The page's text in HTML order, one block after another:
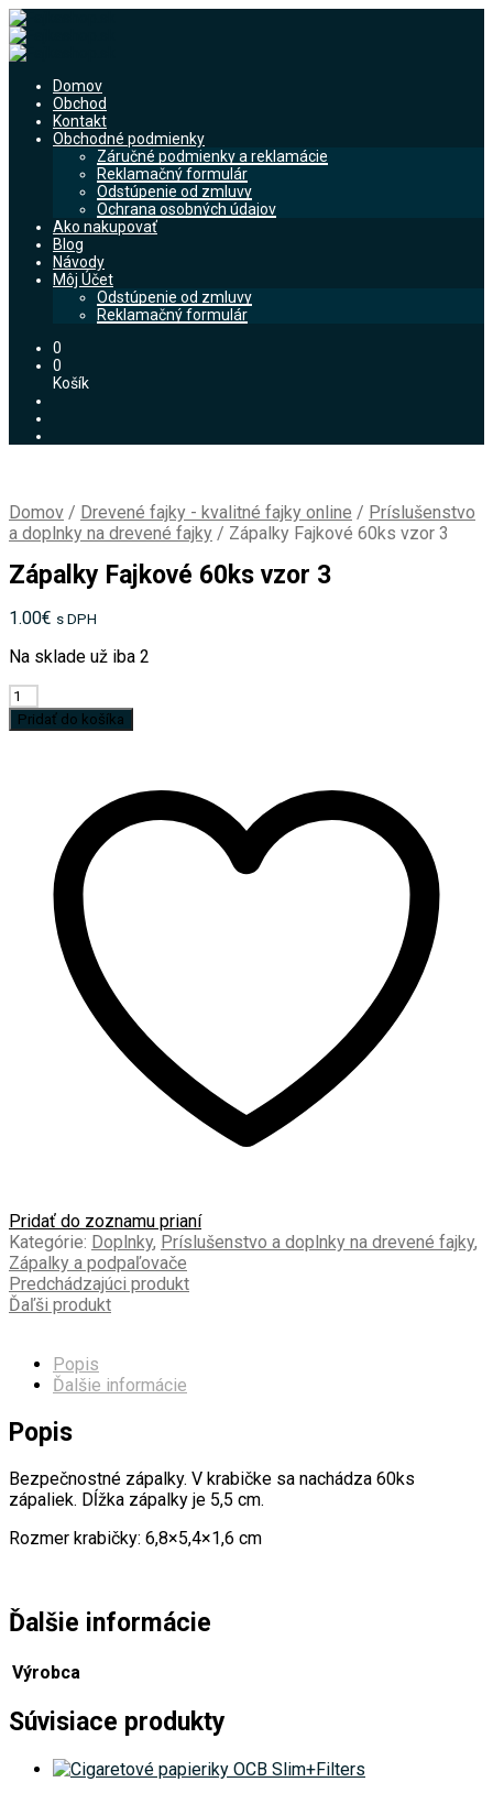
Domov
Obchod
Kontakt
Obchodné podmienky
Záručné podmienky a reklamácie
Reklamačný formulár
Odstúpenie od zmluvy
Ochrana osobných údajov
Ako nakupovať
Blog
Návody
Môj Účet
Odstúpenie od zmluvy
Reklamačný formulár
0
0
Košík
Domov / Drevené fajky - kvalitné fajky online / Príslušenstvo
a doplnky na drevené fajky / Zápalky Fajkové 60ks vzor 3
Zápalky Fajkové 60ks vzor 3
1.00€ s DPH
Na sklade už iba 2
množstvo
Zápalky
Fajkové
Pridať do košíka
Pridať do zoznamu prianí
Kategórie: Doplnky, Príslušenstvo a doplnky na drevené fajky,
Zápalky a podpaľovače
Predchádzajúci produkt
Ďaľši produkt
Popis
Ďalšie informácie
Popis
Bezpečnostné zápalky. V krabičke sa nachádza 60ks
zápaliek. Dĺžka zápalky je 5,5 cm.
Rozmer krabičky: 6,8×5,4×1,6 cm
Ďalšie informácie
Výrobca
Súvisiace produkty